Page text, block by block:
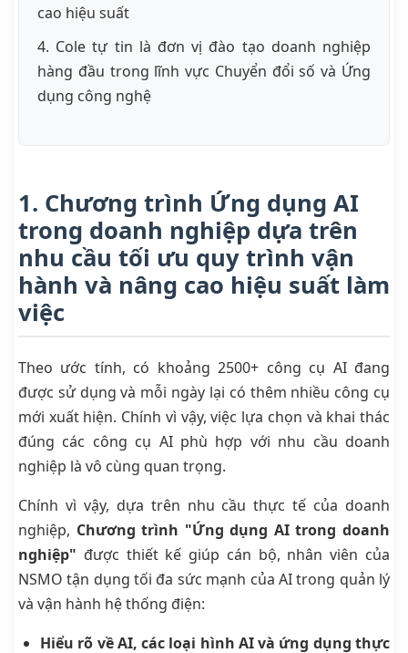
cao hiệu suất
4. Cole tự tin là đơn vị đào tạo doanh nghiệp
hàng đầu trong lĩnh vực Chuyển đổi số và Ứng
dụng công nghệ
1. Chương trình Ứng dụng AI
trong doanh nghiệp dựa trên
nhu cầu tối ưu quy trình vận
hành và nâng cao hiệu suất làm
việc
Theo ước tính, có khoảng 2500+ công cụ AI đang
được sử dụng và mỗi ngày lại có thêm nhiều công cụ
mới xuất hiện. Chính vì vậy, việc lựa chọn và khai thác
đúng các công cụ AI phù hợp với nhu cầu doanh
nghiệp là vô cùng quan trọng.
Chính vì vậy, dựa trên nhu cầu thực tế của doanh
nghiệp, Chương trình "Ứng dụng AI trong doanh
nghiệp" được thiết kế giúp cán bộ, nhân viên của
NSMO tận dụng tối đa sức mạnh của AI trong quản lý
và vận hành hệ thống điện:
Hiểu rõ về AI, các loại hình AI và ứng dụng thực